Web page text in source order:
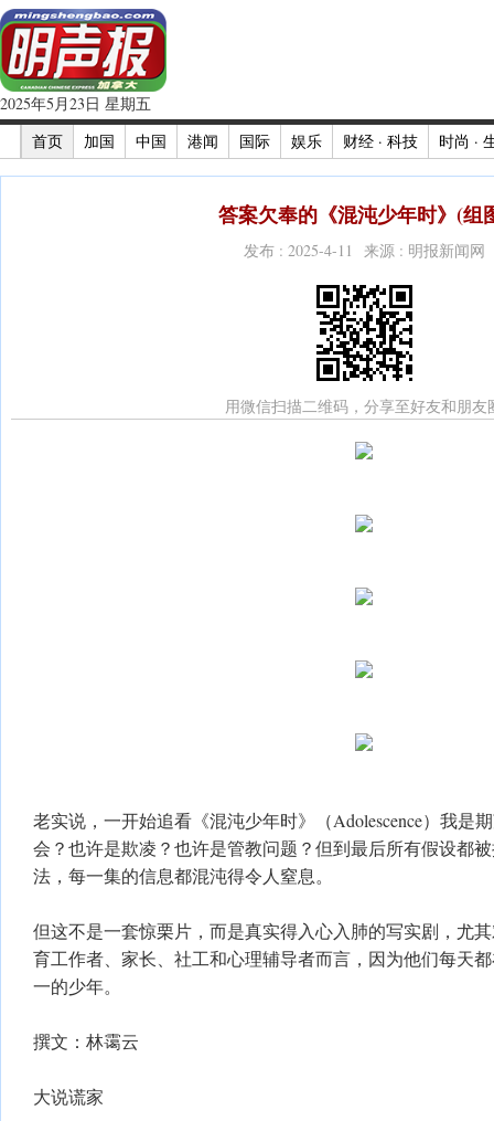
2025年5月23日 星期五
首页
加国 中国 港闻 国际 娱乐 财经 · 科技 时尚 ·
答案欠奉的《混沌少年时》(组
发布 : 2025-4-11 来源 : 明报新闻网
用微信扫描二维码，分享至好友和朋友
老实说，一开始追看《混沌少年时》（Adolescence）我是
会？也许是欺凌？也许是管教问题？但到最后所有假设都
法，每一集的信息都混沌得令人窒息。
但这不是一套惊栗片，而是真实得入心入肺的写实剧，尤
育工作者、家长、社工和心理辅导者而言，因为他们每天
一的少年。
撰文：林霭云
大说谎家